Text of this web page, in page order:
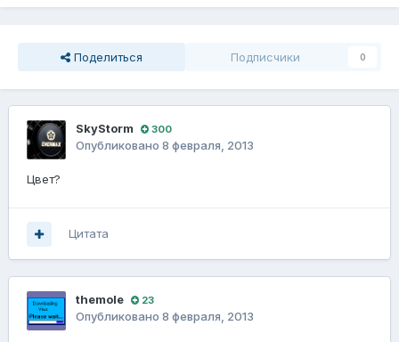
Поделиться Подписчики 0
SkyStorm 300
Опубликовано 8 февраля, 2013
Цвет?
Цитата
themole 23
Опубликовано 8 февраля, 2013